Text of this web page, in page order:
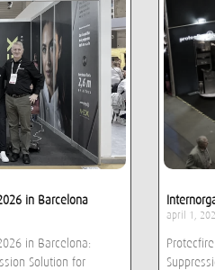
in Barcelona
in Barcelona:
Solution for
april 1,